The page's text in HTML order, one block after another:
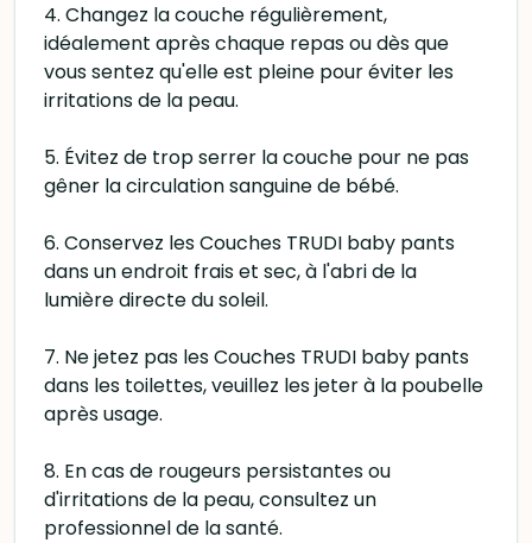
4. Changez la couche régulièrement,
idéalement après chaque repas ou dès que
vous sentez qu'elle est pleine pour éviter les
irritations de la peau.
5. Évitez de trop serrer la couche pour ne pas
gêner la circulation sanguine de bébé.
6. Conservez les Couches TRUDI baby pants
dans un endroit frais et sec, à l'abri de la
lumière directe du soleil.
7. Ne jetez pas les Couches TRUDI baby pants
dans les toilettes, veuillez les jeter à la poubelle
après usage.
8. En cas de rougeurs persistantes ou
d'irritations de la peau, consultez un
professionnel de la santé.